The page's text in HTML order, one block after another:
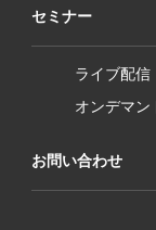
セミナー
ライブ配信
オンデマン
お問い合わせ